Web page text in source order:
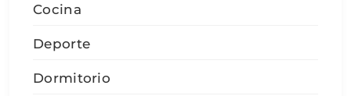
Cocina
Deporte
Dormitorio